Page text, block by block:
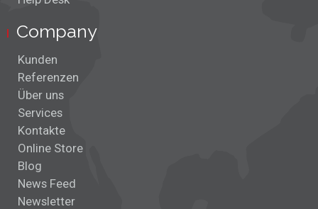
Company
Kunden
Referenzen
Über uns
Services
Kontakte
Online Store
Blog
News Feed
Newsletter